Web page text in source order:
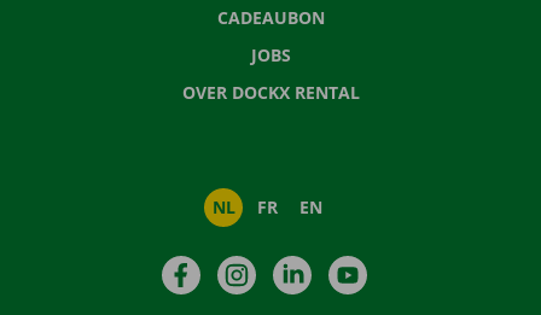
CADEAUBON
JOBS
OVER DOCKX RENTAL
NL FR EN
FacebookInstagramLinkedIn